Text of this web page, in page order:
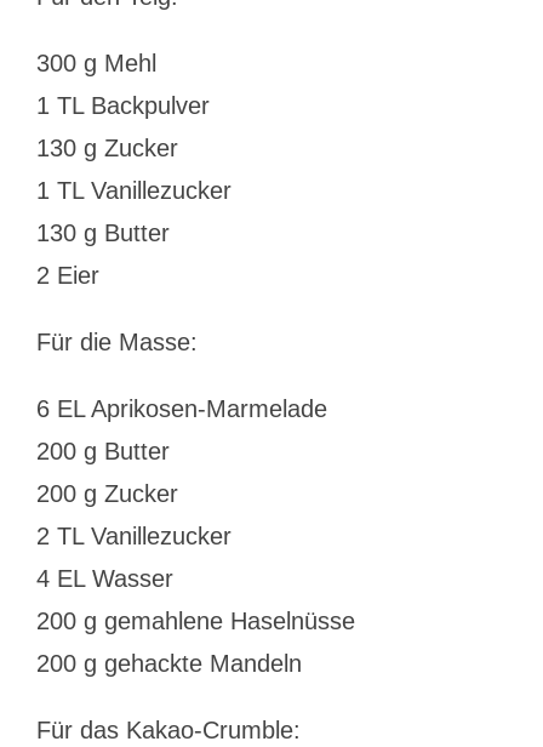
300 g Mehl
1 TL Backpulver
130 g Zucker
1 TL Vanillezucker
130 g Butter
2 Eier
Für die Masse:
6 EL Aprikosen-Marmelade
200 g Butter
200 g Zucker
2 TL Vanillezucker
4 EL Wasser
200 g gemahlene Haselnüsse
200 g gehackte Mandeln
Für das Kakao-Crumble: